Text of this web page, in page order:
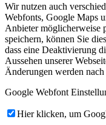
Wir nutzen auch
Webfonts, Google Maps
Anbieter möglicherweise
speichern, können Sie
dass eine Deaktivierung
Aussehen unserer
Änderungen werden
Google Webfont
Hier klicken, um